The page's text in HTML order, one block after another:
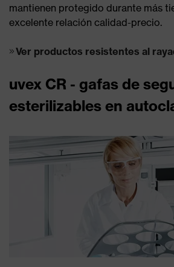
mantienen protegido durante más
excelente relación calidad-precio.
Ver productos resistentes al
uvex CR - gafas de
esterilizables en